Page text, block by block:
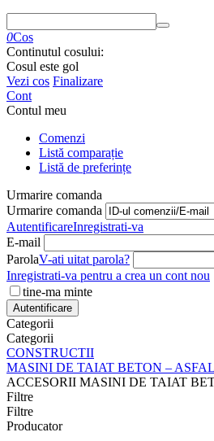
0Cos
Continutul cosului:
Cosul este gol
Vezi cos Finalizare
Cont
Contul meu
Comenzi
Listă comparație
Listă de preferințe
Urmarire comanda
Urmarire comanda
AutentificareInregistrati-va
E-mail
ParolaV-ati uitat parola?
Inregistrati-va pentru a crea un cont nou
tine-ma minte
Autentificare
Categorii
Categorii
CONSTRUCTII
MASINI DE TAIAT BETON –
ACCESORII MASINI DE TAIAT
Filtre
Filtre
Producator